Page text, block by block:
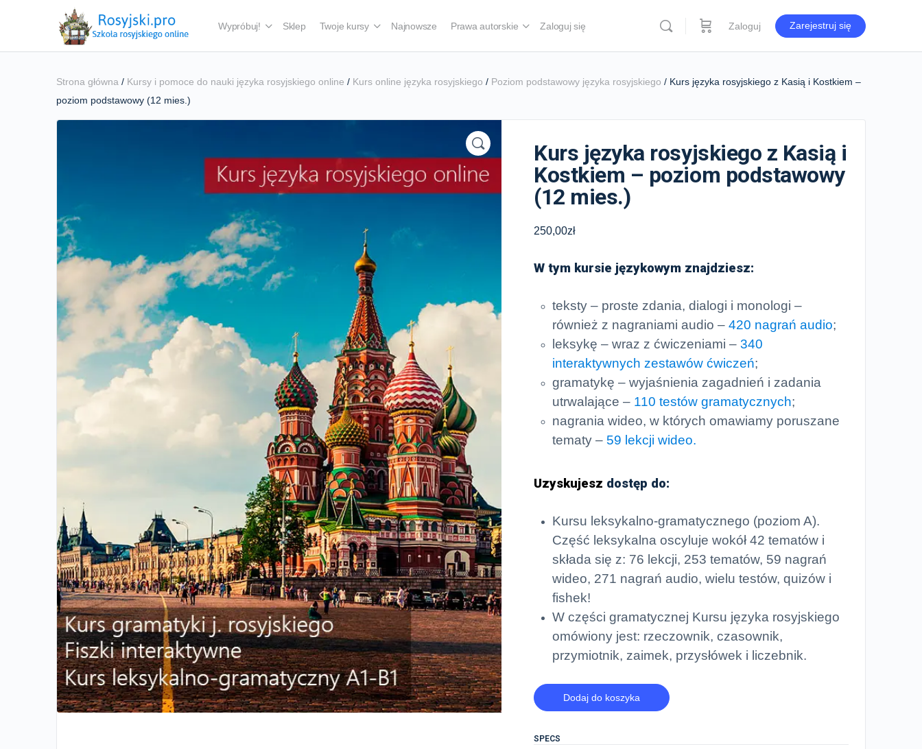
Wypróbuj! Sklep Twoje kursy Najnowsze Prawa autorskie Zaloguj się Zaloguj Zarejestruj się
Strona główna / Kursy i pomoce do nauki języka rosyjskiego online / Kurs online języka rosyjskiego / Poziom podstawowy języka rosyjskiego / Kurs języka rosyjskiego z Kasią i Kostkiem –
poziom podstawowy (12 mies.)
Kurs języka rosyjskiego z Kasią i
Kostkiem – poziom podstawowy
(12 mies.)
250,00zł
W tym kursie językowym znajdziesz:
teksty – proste zdania, dialogi i monologi –
również z nagraniami audio –420 nagrań audio;
leksykę – wraz z ćwiczeniami –340
interaktywnych zestawów ćwiczeń;
gramatykę – wyjaśnienia zagadnień i zadania
utrwalające – 110 testów gramatycznych;
nagrania wideo, w których omawiamy poruszane
tematy – 59 lekcji wideo.
Uzyskujesz dostęp do:
Kursu leksykalno-gramatycznego (poziom A).
Część leksykalna oscyluje wokół 42 tematów i
składa się z: 76 lekcji, 253 tematów, 59 nagrań
wideo, 271 nagrań audio, wielu testów, quizów i
fishek!
W części gramatycznej Kursu języka rosyjskiego
omówiony jest: rzeczownik, czasownik,
przymiotnik, zaimek, przysłówek i liczebnik.
Dodaj do koszyka
SPECS